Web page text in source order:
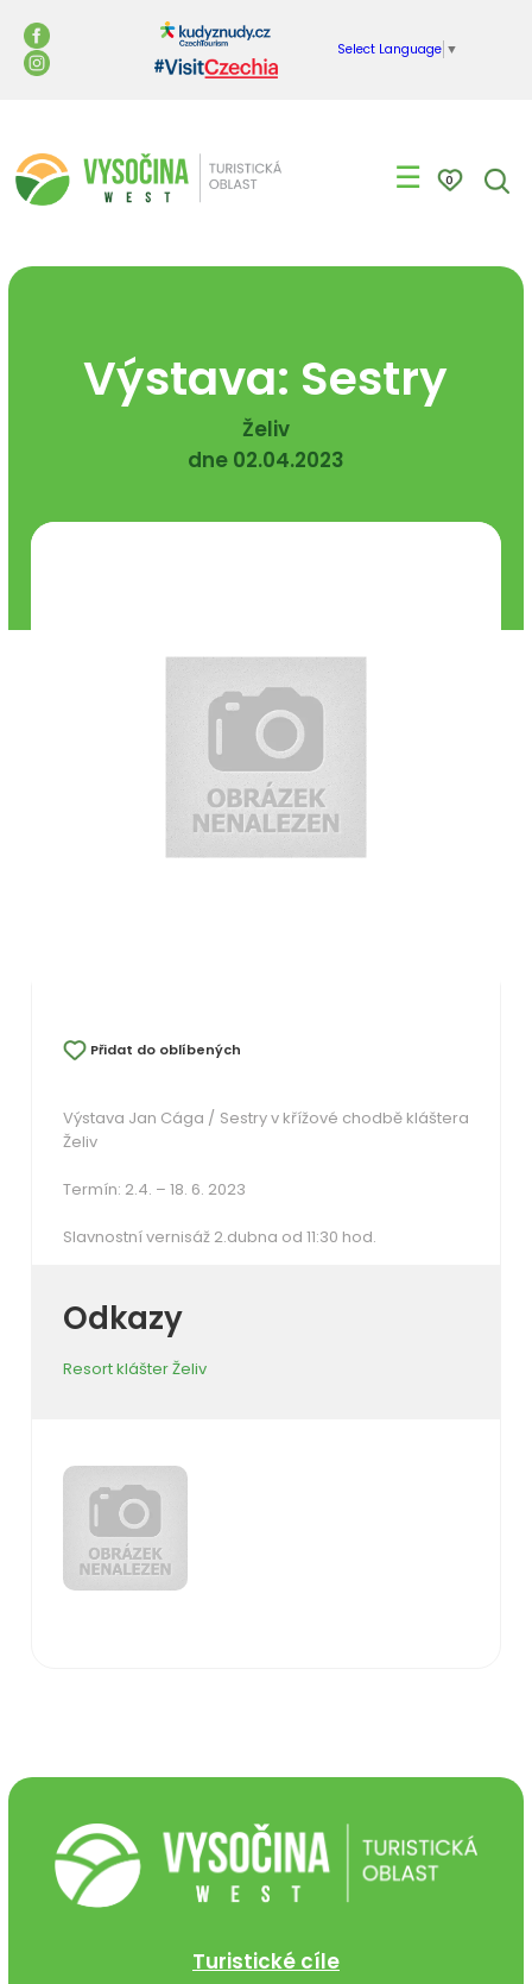
Select Language ▼
☰ 0
Výstava: Sestry
Želiv
dne 02.04.2023
Přidat do oblíbených
Výstava Jan Cága / Sestry v křížové chodbě kláštera
Želiv
Termín: 2.4. – 18. 6. 2023
Slavnostní vernisáž 2.dubna od 11:30 hod.
Odkazy
Resort klášter Želiv
Turistické cíle